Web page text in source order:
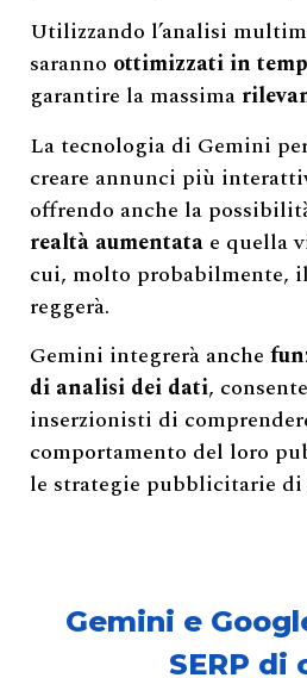
Utilizzando l’analisi
saranno ottimizzati in
garantire la massima
La tecnologia di Gemini
creare annunci più
offrendo anche la
realtà aumentata e quella
cui, molto probabilmente,
reggerà.
Gemini integrerà anche
di analisi dei dati,
inserzionisti di
comportamento del loro
le strategie pubblicitarie di
Gemini e
SERP di